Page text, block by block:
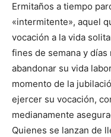
Ermitaños a tiempo
«intermitente», aquel
vocación a la vida
fines de semana y
abandonar su vida
momento de la
ejercer su vocación,
medianamente
Quienes se lanzan de